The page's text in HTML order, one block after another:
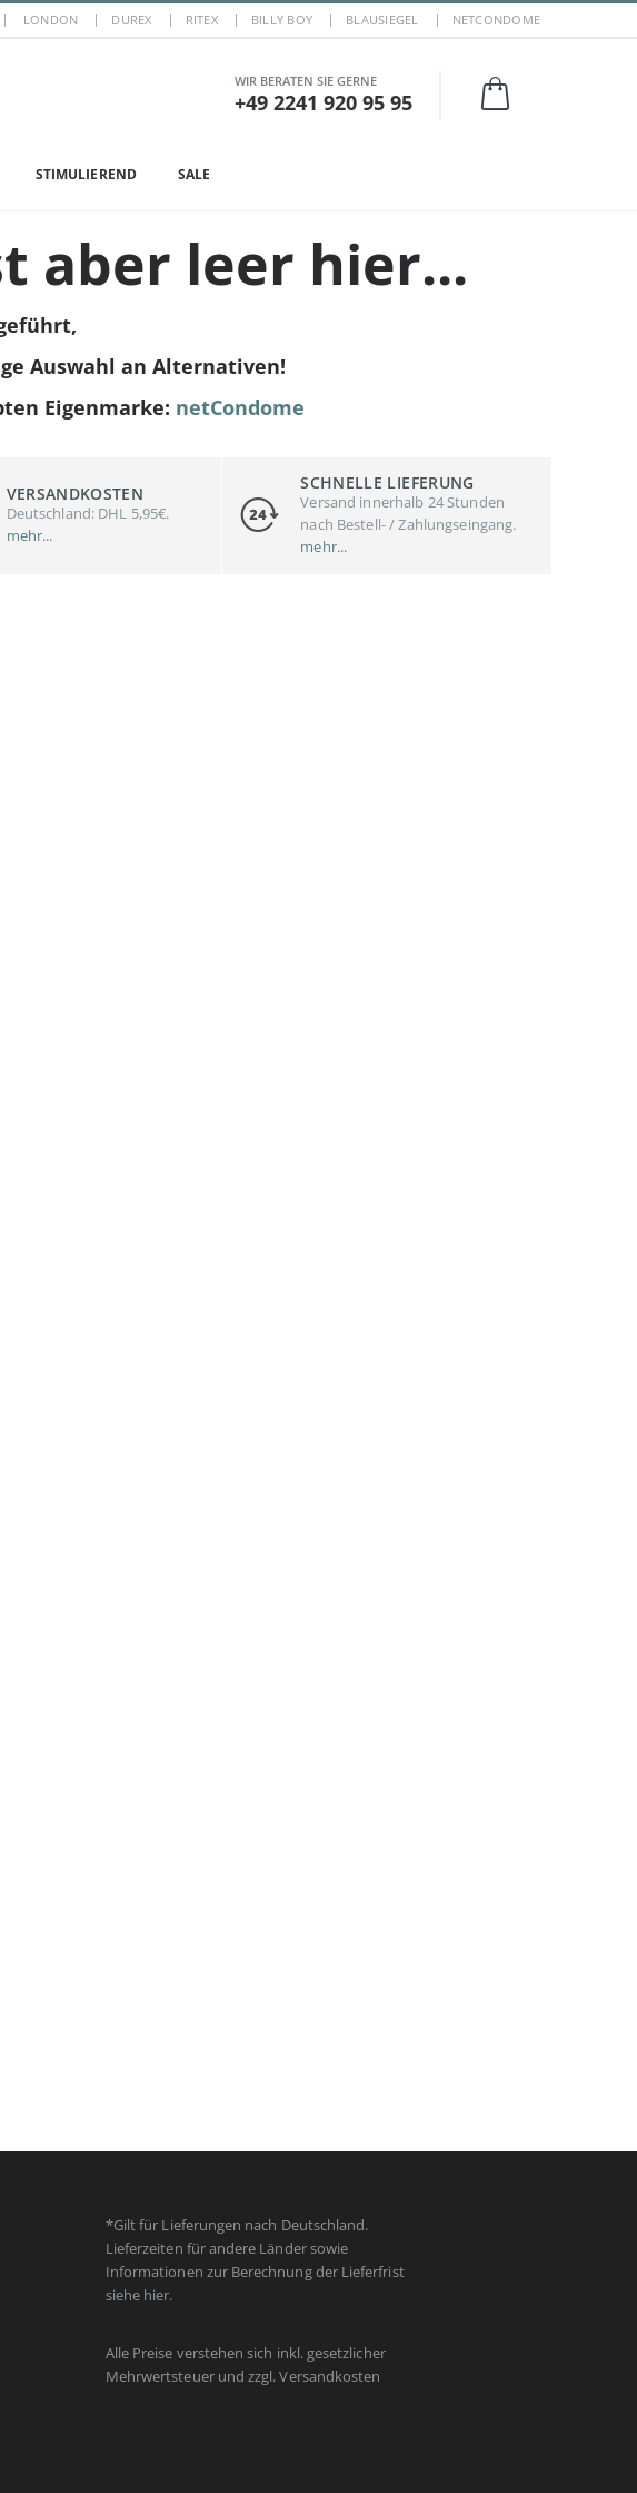
LONDON DUREX RITEX BILLY BOY BLAUSIEGEL NETCONDOME
WIR BERATEN SIE GERNE
+49 2241 920 95 95
STIMULIEREND SALE
aber leer hier...
Auswahl an Alternativen!
Eigenmarke: netCondome
VERSANDKOSTEN
Deutschland: DHL 5,95€.
mehr...
SCHNELLE LIEFERUNG
Versand innerhalb 24 Stunden
nach Bestell- / Zahlungseingang.
mehr...
*Gilt für Lieferungen nach Deutschland.
Lieferzeiten für andere Länder sowie
Informationen zur Berechnung der Lieferfrist
siehe hier.
Alle Preise verstehen sich inkl. gesetzlicher
Mehrwertsteuer und zzgl.Versandkosten